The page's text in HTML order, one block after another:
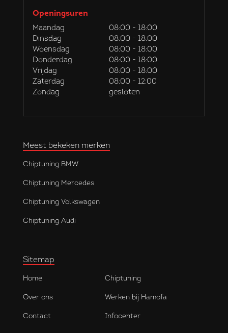
Openingsuren
Maandag
08:00 - 18:00
Dinsdag
08:00 - 18:00
Woensdag
08:00 - 18:00
Donderdag
08:00 - 18:00
Vrijdag
08:00 - 18:00
Zaterdag
08:00 - 12:00
Zondag
gesloten
Meest bekeken merken
Chiptuning BMW
Chiptuning Mercedes
Chiptuning Volkswagen
Chiptuning Audi
Sitemap
Home Chiptuning
Over ons Werken bij Hamofa
Contact Infocenter